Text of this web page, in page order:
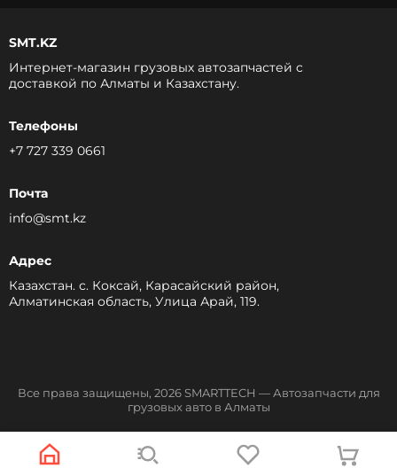
SMT.KZ
Интернет-магазин грузовых автозапчастей c
доставкой по Алматы и Казахстану.
Телефоны
+7 727 339 0661
Почта
info@smt.kz
Адрес
Казахстан. с. Коксай, Карасайский район,
Алматинская область, Улица Арай, 119.
Все права защищены, 2026 SMARTTECH — Автозапчасти для
грузовых авто в Алматы